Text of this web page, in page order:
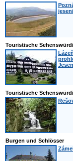
Touristische
Touristische
Burgen und Schlösser